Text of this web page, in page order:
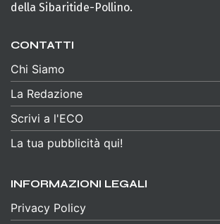
della Sibaritide-Pollino.
CONTATTI
Chi Siamo
La Redazione
Scrivi a l'ECO
La tua pubblicità qui!
INFORMAZIONI LEGALI
Privacy Policy